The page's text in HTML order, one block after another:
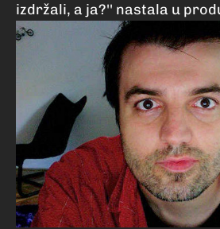
izdržali, a ja?'' nastala u